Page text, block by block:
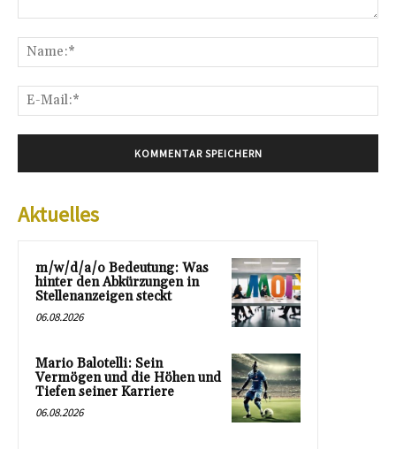
Aktuelles
m/w/d/a/o Bedeutung: Was
hinter den Abkürzungen in
Stellenanzeigen steckt
06.08.2026
Mario Balotelli: Sein
Vermögen und die Höhen und
Tiefen seiner Karriere
06.08.2026